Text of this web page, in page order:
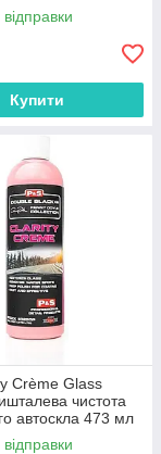
Купити
Crème Glass
чистота
автоскла 473 мл